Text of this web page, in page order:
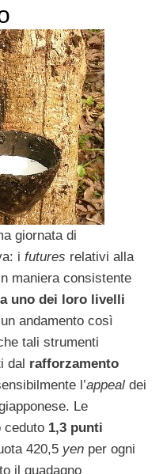
giornata di
i futures relativi alla
maniera consistente
uno dei loro livelli
andamento così
tali strumenti
dal rafforzamento
l’appeal dei
Le
ceduto 1,3 punti
420,5 yen per ogni
il guadagno